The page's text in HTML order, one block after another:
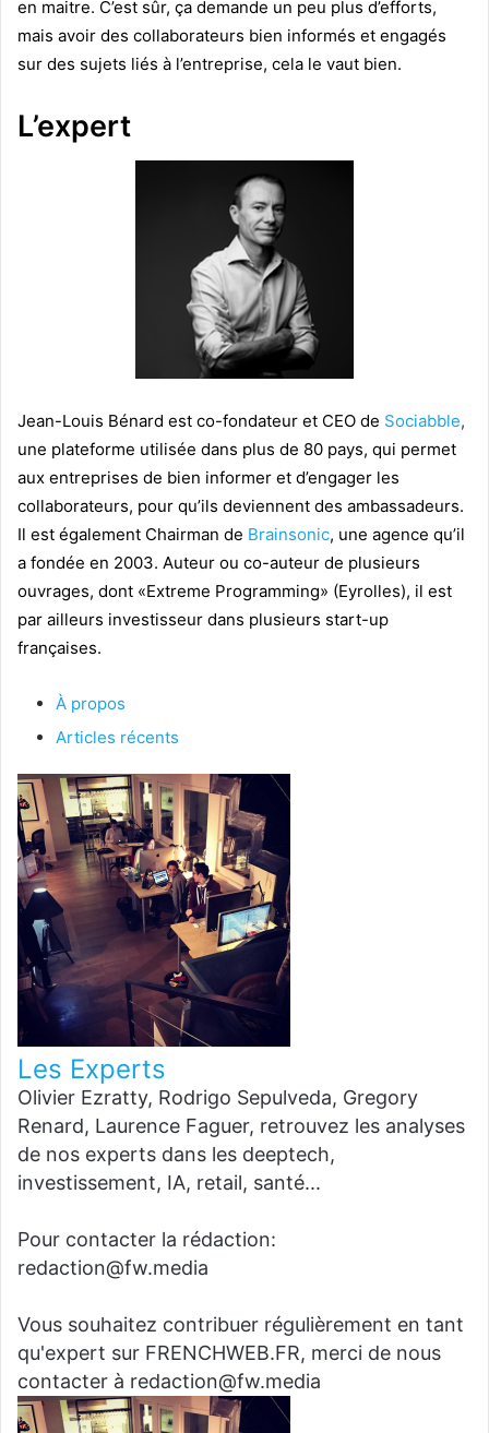
en maitre. C’est sûr, ça demande un peu plus d’efforts,
mais avoir des collaborateurs bien informés et engagés
sur des sujets liés à l’entreprise, cela le vaut bien.
L’expert
Jean-Louis Bénard est co-fondateur et CEO de Sociabble,
une plateforme utilisée dans plus de 80 pays, qui permet
aux entreprises de bien informer et d’engager les
collaborateurs, pour qu’ils deviennent des ambassadeurs.
Il est également Chairman de Brainsonic, une agence qu’il
a fondée en 2003. Auteur ou co-auteur de plusieurs
ouvrages, dont «Extreme Programming» (Eyrolles), il est
par ailleurs investisseur dans plusieurs start-up
françaises.
À propos
Articles récents
Les Experts
Olivier Ezratty, Rodrigo Sepulveda, Gregory
Renard, Laurence Faguer, retrouvez les analyses
de nos experts dans les deeptech,
investissement, IA, retail, santé...
Pour contacter la rédaction:
redaction@fw.media
Vous souhaitez contribuer régulièrement en tant
qu'expert sur FRENCHWEB.FR, merci de nous
contacter à redaction@fw.media